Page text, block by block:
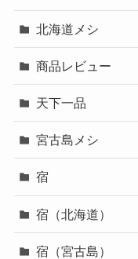
北海道メシ
商品レビュー
天下一品
宮古島メシ
宿
宿（北海道）
宿（宮古島）